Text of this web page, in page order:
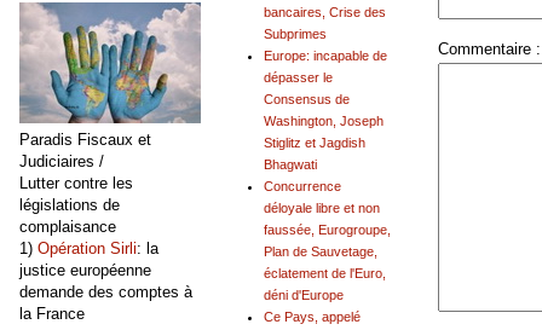
Commentaire :
bancaires, Crise des
Subprimes
Europe: incapable de
dépasser le
Consensus de
Washington, Joseph
Stiglitz et Jagdish
Bhagwati
Concurrence
déloyale libre et non
faussée, Eurogroupe,
Plan de Sauvetage,
éclatement de l'Euro,
déni d'Europe
Ce Pays, appelé
Paradis Fiscaux et
Judiciaires /
Lutter contre les
législations de
complaisance
1) Opération Sirli: la
justice européenne
demande des comptes à
la France